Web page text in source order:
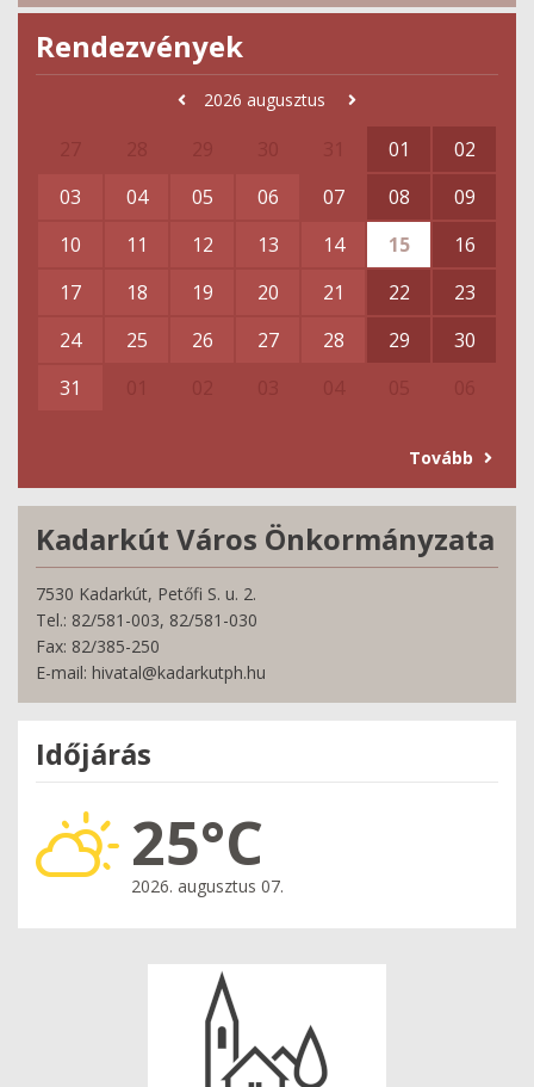
Rendezvények
2026 augusztus
01
02
03
04 05 06 07 08
09
10
11 12 13 14 15
16
17
18 19 20 21 22
23
24
25 26 27 28 29
30
31
Tovább
Kadarkút Város Önkormányzata
7530 Kadarkút, Petőfi S. u. 2.
Tel.: 82/581-003, 82/581-030
Fax: 82/385-250
E-mail: hivatal@kadarkutph.hu
Időjárás
25°C
2026. augusztus 07.